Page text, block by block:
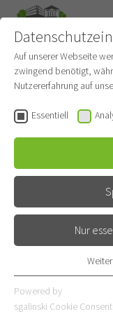
Interdisziplinäre
Kontakt
Röntgenstraße 1
69126 Heidelberg
06221 396-3035
Auf unserer Webseite
zwingend benötigt,
Nutzererfahrung auf
Essentiell
Nur
Essentielle Cookies
Webseite benötigt.
Powered by
sgalinski Cookie Consent